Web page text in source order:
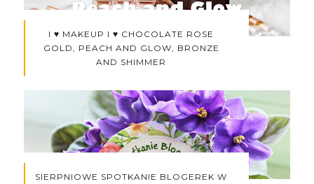
I ♥ MAKEUP I ♥ CHOCOLATE ROSE
GOLD, PEACH AND GLOW, BRONZE
AND SHIMMER
SIERPNIOWE SPOTKANIE BLOGEREK W